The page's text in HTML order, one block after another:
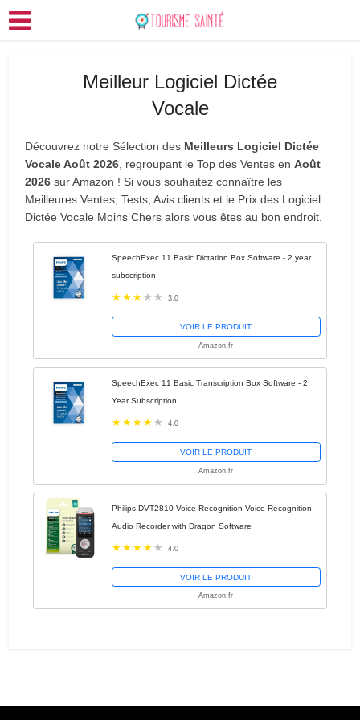
Meilleur Logiciel Dictée
Vocale
Découvrez notre Sélection des Meilleurs Logiciel Dictée
Vocale Août 2026 , regroupant le Top des Ventes en Août
2026 sur Amazon ! Si vous souhaitez connaître les
Meilleures Ventes, Tests, Avis clients et le Prix des Logiciel
Dictée Vocale Moins Chers alors vous êtes au bon endroit.
SpeechExec 11 Basic Dictation Box Software - 2 year
subscription
3.0
VOIR LE PRODUIT
Amazon.fr
SpeechExec 11 Basic Transcription Box Software - 2
Year Subscription
4.0
VOIR LE PRODUIT
Amazon.fr
Philips DVT2810 Voice Recognition Voice Recognition
Audio Recorder with Dragon Software
4.0
VOIR LE PRODUIT
Amazon.fr